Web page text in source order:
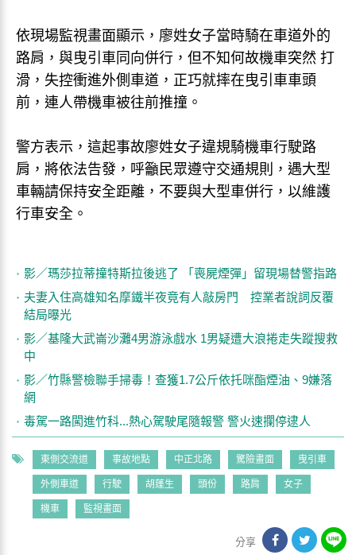
依現場監視畫面顯示，廖姓女子當時騎在車道外的
路肩，與曳引車同向併行，但不知何故機車突然 打
滑，失控衝進外側車道，正巧就摔在曳引車車頭
前，連人帶機車被往前推撞。
警方表示，這起事故廖姓女子違規騎機車行駛路
肩，將依法告發，呼籲民眾遵守交通規則，遇大型
車輛請保持安全距離，不要與大型車併行，以維護
行車安全。
影／瑪莎拉蒂撞特斯拉後逃了 「喪屍煙彈」留現場替警指路
夫妻入住高雄知名摩鐵半夜竟有人敲房門 控業者說詞反覆
結局曝光
影／基隆大武崙沙灘4男游泳戲水 1男疑遭大浪捲走失蹤搜救
中
影／竹縣警檢聯手掃毒！查獲1.7公斤依托咪酯煙油、9嫌落
網
毒駕一路闖進竹科...熱心駕駛尾隨報警 警火速攔停逮人
東側交流道 事故地點 中正北路 驚險畫面 曳引車
外側車道 行駛 胡蓬生 頭份 路肩 女子
機車 監視畫面
分享